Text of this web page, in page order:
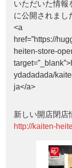
いただいた情報
に公開されまし
<a
href=”https://
heiten-store-
ydadadada/
ja</a>
新しい開店閉店
http://kaiten-